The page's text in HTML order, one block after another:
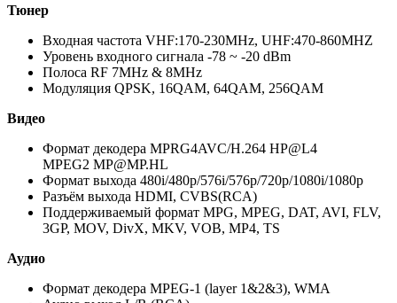
Тюнер
Входная частота VHF:170-230MHz, UHF:470-860MHZ
Уровень входного сигнала -78 ~ -20 dBm
Полоса RF 7MHz & 8MHz
Модуляция QPSK, 16QAM, 64QAM, 256QAM
Видео
Формат декодера MPRG4AVC/H.264 HP@L4
MPEG2 MP@MP.HL
Формат выхода 480i/480p/576i/576p/720p/1080i/1080p
Разъём выхода HDMI, CVBS(RCA)
Поддерживаемый формат MPG, MPEG, DAT, AVI, FLV,
3GP, MOV, DivX, MKV, VOB, MP4, TS
Аудио
Формат декодера MPEG-1 (layer 1&2&3), WMA